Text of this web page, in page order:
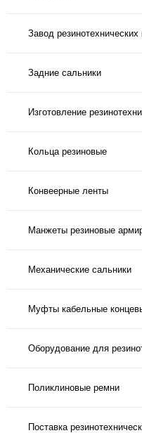
Завод резинотехнических
Задние сальники
Изготовление
Кольца резиновые
Конвеерные ленты
Манжеты резиновые
Механические сальники
Муфты кабельные
Оборудование для
Поликлиновые ремни
Поставка